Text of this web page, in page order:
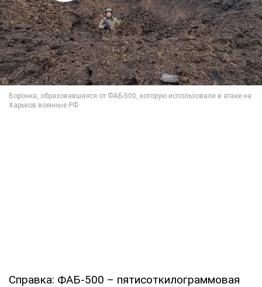
Справка: ФАБ-500 – пятисоткилограммовая